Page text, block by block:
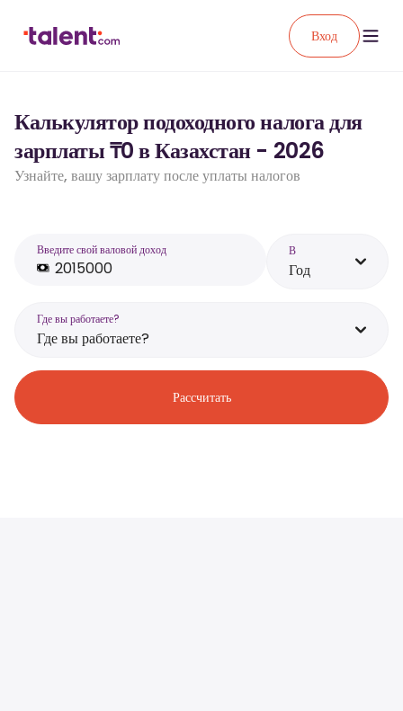
Вход
Калькулятор подоходного налога для
зарплаты ₸0 в Казахстан - 2026
Узнайте, вашу зарплату после уплаты налогов
Введите свой валовой доход В
Год
Где вы работаете?
Где вы работаете?
Рассчитать